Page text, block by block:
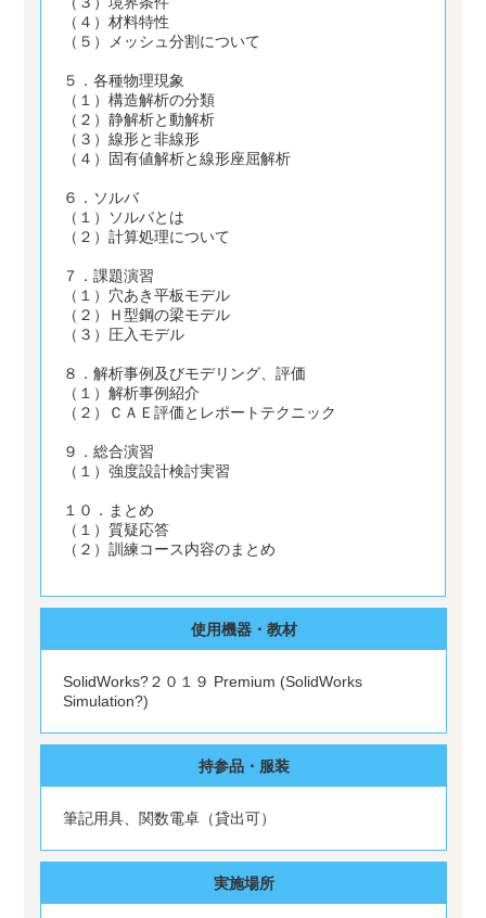
（４）材料特性
（５）メッシュ分割について
５．各種物理現象
（１）構造解析の分類
（２）静解析と動解析
（３）線形と非線形
（４）固有値解析と線形座屈解析
６．ソルバ
（１）ソルバとは
（２）計算処理について
７．課題演習
（１）穴あき平板モデル
（２）Ｈ型鋼の梁モデル
（３）圧入モデル
８．解析事例及びモデリング、評価
（１）解析事例紹介
（２）ＣＡＥ評価とレポートテクニック
９．総合演習
（１）強度設計検討実習
１０．まとめ
（１）質疑応答
（２）訓練コース内容のまとめ
使用機器・教材
SolidWorks?２０１９ Premium (SolidWorks
Simulation?)
持参品・服装
筆記用具、関数電卓（貸出可）
実施場所